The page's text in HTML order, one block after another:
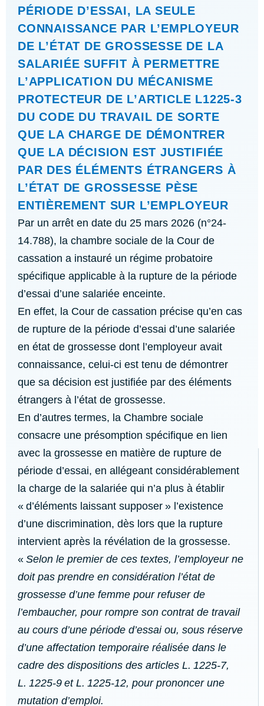
PÉRIODE D’ESSAI, LA SEULE
CONNAISSANCE PAR L’EMPLOYEUR
DE L’ÉTAT DE GROSSESSE DE LA
SALARIÉE SUFFIT À PERMETTRE
L’APPLICATION DU MÉCANISME
PROTECTEUR DE L’ARTICLE L1225-3
DU CODE DU TRAVAIL DE SORTE
QUE LA CHARGE DE DÉMONTRER
QUE LA DÉCISION EST JUSTIFIÉE
PAR DES ÉLÉMENTS ÉTRANGERS À
L’ÉTAT DE GROSSESSE PÈSE
ENTIÈREMENT SUR L’EMPLOYEUR
Par un arrêt en date du 25 mars 2026 (n°24-
14.788), la chambre sociale de la Cour de
cassation a instauré un régime probatoire
spécifique applicable à la rupture de la période
d’essai d’une salariée enceinte.
En effet, la Cour de cassation précise qu’en cas
de rupture de la période d’essai d’une salariée
en état de grossesse dont l’employeur avait
connaissance, celui-ci est tenu de démontrer
que sa décision est justifiée par des éléments
étrangers à l’état de grossesse.
En d’autres termes, la Chambre sociale
consacre une présomption spécifique en lien
avec la grossesse en matière de rupture de
période d’essai, en allégeant considérablement
la charge de la salariée qui n’a plus à établir
« d’éléments laissant supposer » l’existence
d’une discrimination, dès lors que la rupture
intervient après la révélation de la grossesse.
« Selon le premier de ces textes, l’employeur ne
doit pas prendre en considération l’état de
grossesse d’une femme pour refuser de
l’embaucher, pour rompre son contrat de travail
au cours d’une période d’essai ou, sous réserve
d’une affectation temporaire réalisée dans le
cadre des dispositions des articles L. 1225-7,
L. 1225-9 et L. 1225-12, pour prononcer une
mutation d’emploi.